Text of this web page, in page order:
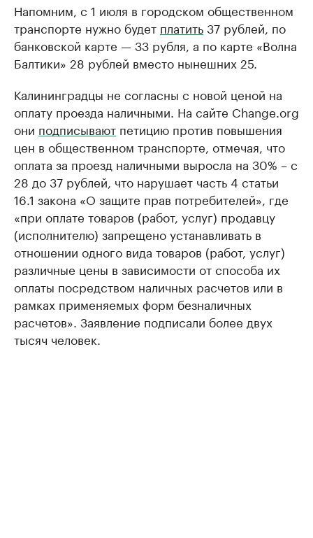
Напомним, с 1 июля в городском общественном
транспорте нужно будет платить37 рублей, по
банковской карте — 33 рубля, а по карте «Волна
Балтики» 28 рублей вместо нынешних 25.
Калининградцы не согласны с новой ценой на
оплату проезда наличными. На сайте Change.org
они подписывают петицию против повышения
цен в общественном транспорте, отмечая, что
оплата за проезд наличными выросла на 30% – с
28 до 37 рублей, что нарушает часть 4 статьи
16.1 закона «О защите прав потребителей», где
«при оплате товаров (работ, услуг) продавцу
(исполнителю) запрещено устанавливать в
отношении одного вида товаров (работ, услуг)
различные цены в зависимости от способа их
оплаты посредством наличных расчетов или в
рамках применяемых форм безналичных
расчетов». Заявление подписали более двух
тысяч человек.